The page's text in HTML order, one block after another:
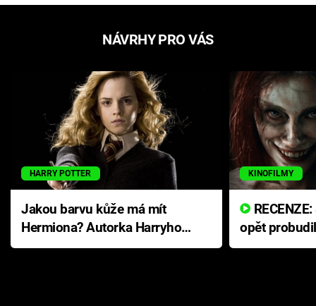
NÁVRHY PRO VÁS
HARRY POTTER
Jakou barvu kůže má mít
Hermiona? Autorka Harryho
Pottera přišla s ráznou
KINOFILMY
opět
přichází s